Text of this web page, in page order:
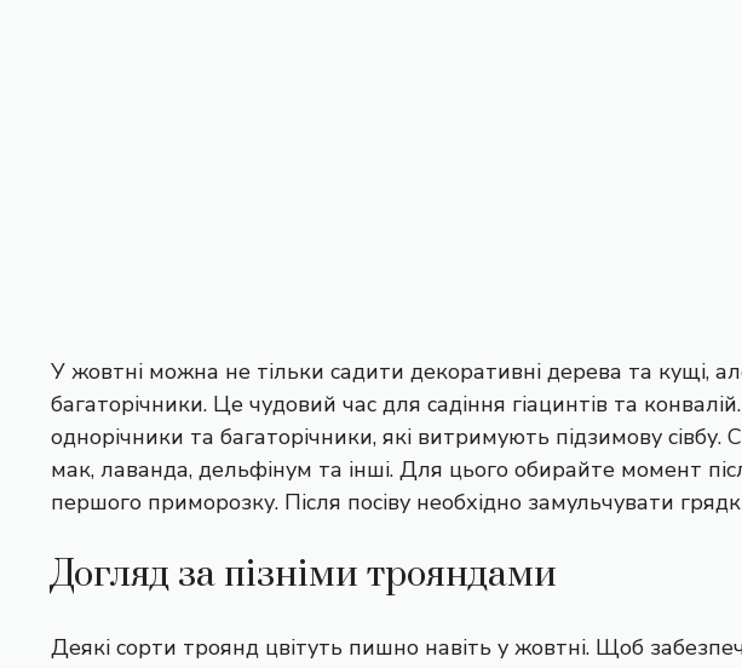
У жовтні можна не тільки садити декоративні дерева та кущі,
багаторічники. Це чудовий час для садіння гіацинтів та
однорічники та багаторічники, які витримують підзимову
мак, лаванда, дельфінум та інші. Для цього обирайте момент
першого приморозку. Після посіву необхідно замульчувати
Догляд за пізніми трояндами
Деякі сорти троянд цвітуть пишно навіть у жовтні. Щоб